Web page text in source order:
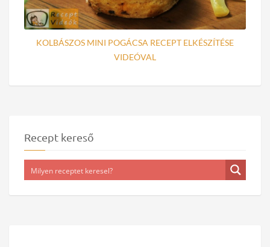
KOLBÁSZOS MINI POGÁCSA RECEPT ELKÉSZÍTÉSE
VIDEÓVAL
Recept kereső